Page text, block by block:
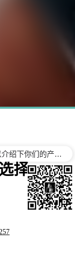
择
是怎么收费的呢？